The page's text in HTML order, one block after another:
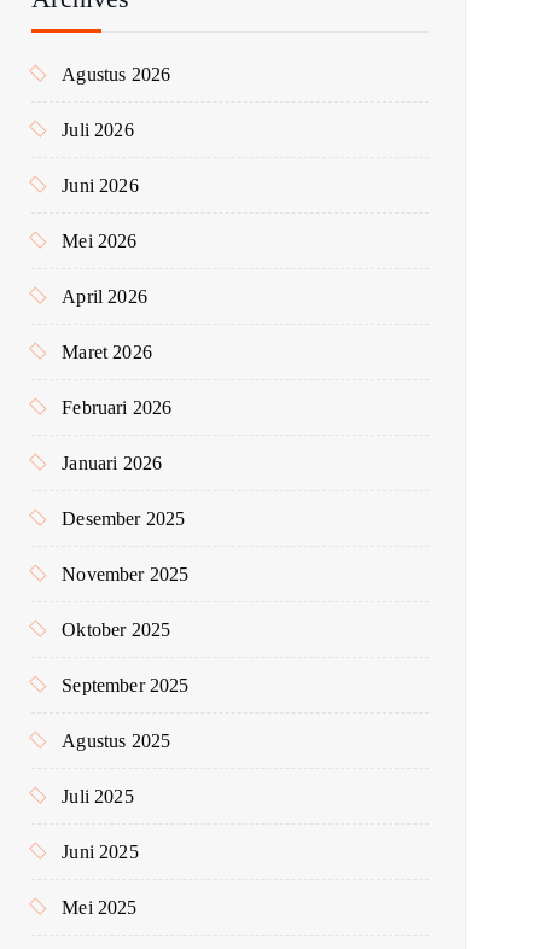
:
Agustus 2026
Juli 2026
Juni 2026
Mei 2026
April 2026
Maret 2026
Februari 2026
Januari 2026
Desember 2025
November 2025
Oktober 2025
September 2025
Agustus 2025
Juli 2025
Juni 2025
Mei 2025